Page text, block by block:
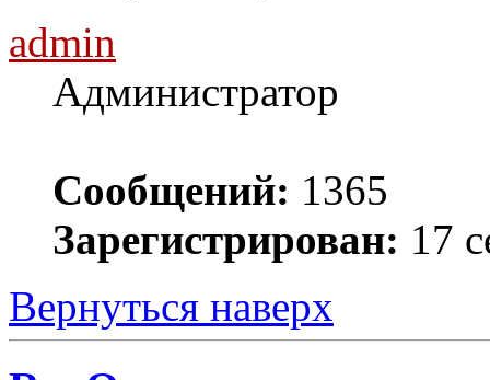
admin
Администратор
Сообщений: 1365
Зарегистрирован: 17
Вернуться наверх